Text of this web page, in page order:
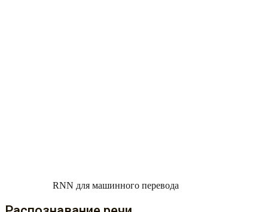
RNN для машинного перевода